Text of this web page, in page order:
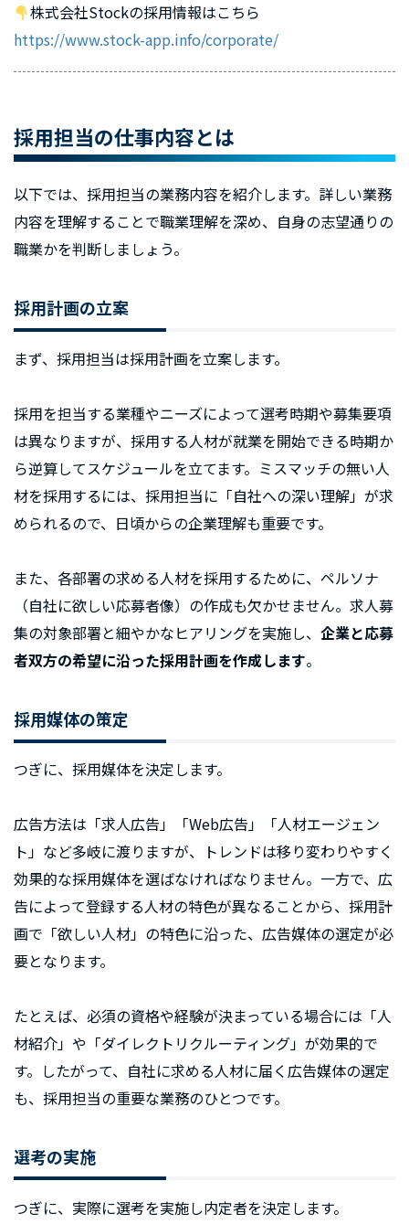
株式会社Stockの採用情報はこちら
https://www.stock-app.info/corporate/
採用担当の仕事内容とは
以下では、採用担当の業務内容を紹介します。詳しい業務
内容を理解することで職業理解を深め、自身の志望通りの
職業かを判断しましょう。
採用計画の立案
まず、採用担当は採用計画を立案します。
採用を担当する業種やニーズによって選考時期や募集要項
は異なりますが、採用する人材が就業を開始できる時期か
ら逆算してスケジュールを立てます。ミスマッチの無い人
材を採用するには、採用担当に「自社への深い理解」が求
められるので、日頃からの企業理解も重要です。
また、各部署の求める人材を採用するために、ペルソナ
（自社に欲しい応募者像）の作成も欠かせません。求人募
集の対象部署と細やかなヒアリングを実施し、 企業と応募
者双方の希望に沿った採用計画を作成します。
採用媒体の策定
つぎに、採用媒体を決定します。
広告方法は「求人広告」「Web広告」「人材エージェン
ト」など多岐に渡りますが、トレンドは移り変わりやすく
効果的な採用媒体を選ばなければなりません。一方で、広
告によって登録する人材の特色が異なることから、採用計
画で「欲しい人材」の特色に沿った、広告媒体の選定が必
要となります。
たとえば、必須の資格や経験が決まっている場合には「人
材紹介」や「ダイレクトリクルーティング」が効果的で
す。したがって、自社に求める人材に届く広告媒体の選定
も、採用担当の重要な業務のひとつです。
選考の実施
つぎに、実際に選考を実施し内定者を決定します。